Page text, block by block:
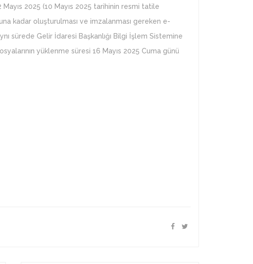
2025 (10 Mayıs 2025 tarihinin resmi tatile
kadar oluşturulması ve imzalanması gereken e-
sürede Gelir İdaresi Başkanlığı Bilgi İşlem Sistemine
yüklenme süresi 16 Mayıs 2025 Cuma günü